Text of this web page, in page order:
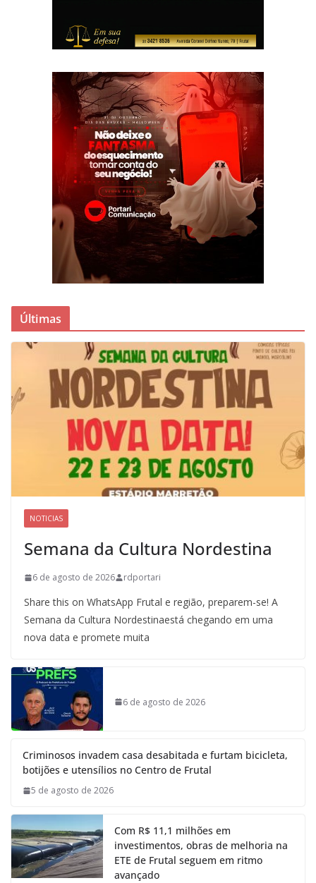
Últimas
NOTICIAS
Semana da Cultura Nordestina
6 de agosto de 2026 rdportari
Share this on WhatsApp Frutal e região, preparem-se! A
Semana da Cultura Nordestinaestá chegando em uma
nova data e promete muita
6 de agosto de 2026
Criminosos invadem casa desabitada e furtam bicicleta,
botijões e utensílios no Centro de Frutal
5 de agosto de 2026
Com R$ 11,1 milhões em
investimentos, obras de melhoria na
ETE de Frutal seguem em ritmo
avançado